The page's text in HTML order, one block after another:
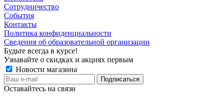
Сотрудничество
События
Контакты
Политика конфиденциальности
Сведения об образовательной организации
Будьте всегда в курсе!
Узнавайте о скидках и акциях первым
Новости магазина
Оставайтесь на связи